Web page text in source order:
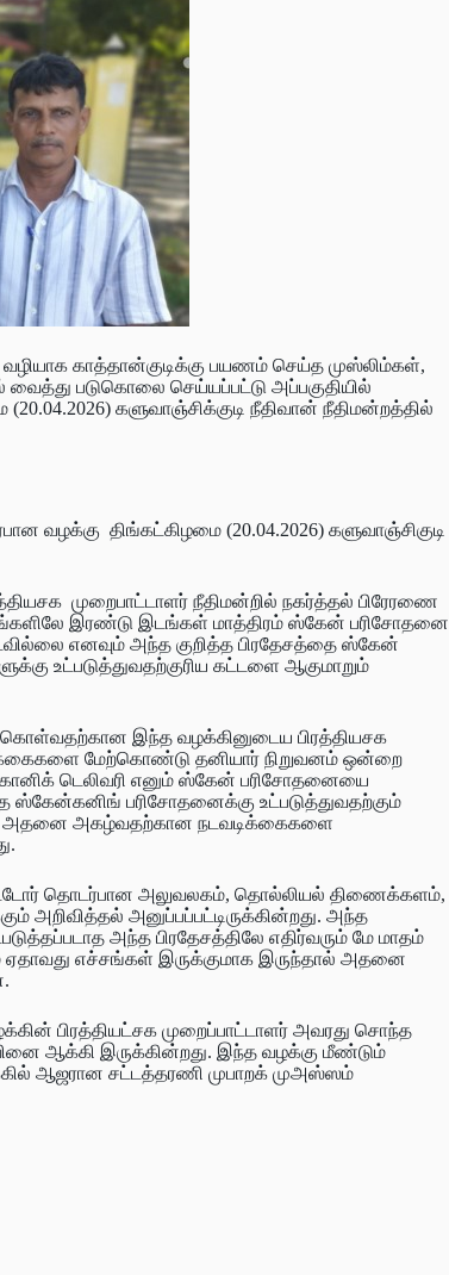
காத்தான்குடிக்கு பயணம் செய்த முஸ்லிம்கள்,
வைத்து படுகொலை செய்யப்பட்டு அப்பகுதியில்
களுவாஞ்சிக்குடி நீதிவான் நீதிமன்றத்தில்
வழக்கு திங்கட்கிழமை (20.04.2026) களுவாஞ்சிகுடி
முறைபாட்டாளர் நீதிமன்றில் நகர்த்தல் பிரேரணை
இரண்டு இடங்கள் மாத்திரம் ஸ்கேன் பரிசோதனை
எனவும் அந்த குறித்த பிரதேசத்தை ஸ்கேன்
உட்படுத்துவதற்குரிய கட்டளை ஆகுமாறும்
இந்த வழக்கினுடைய பிரத்தியசக
மேற்கொண்டு தனியார் நிறுவனம் ஒன்றை
டெலிவரி எனும் ஸ்கேன் பரிசோதனையை
ஸ்கேன்கனிங் பரிசோதனைக்கு உட்படுத்துவதற்கும்
அதனை அகழ்வதற்கான நடவடிக்கைகளை
தொடர்பான அலுவலகம், தொல்லியல் திணைக்களம்,
அறிவித்தல் அனுப்பப்பட்டிருக்கின்றது. அந்த
அந்த பிரதேசத்திலே எதிர்வரும் மே மாதம்
ஏதாவது எச்சங்கள் இருக்குமாக இருந்தால் அதனை
பிரத்தியட்சக முறைப்பாட்டாளர் அவரது சொந்த
ஆக்கி இருக்கின்றது. இந்த வழக்கு மீண்டும்
ஆஜரான சட்டத்தரணி முபாறக் முஅஸ்ஸம்